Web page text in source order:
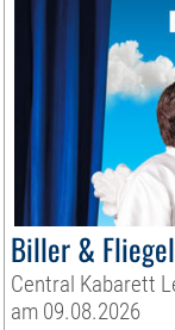
Biller &
Central Kabarett
am 09.08.2026